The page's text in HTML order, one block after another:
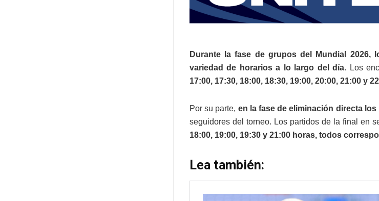
Durante la fase de grupos del Mundial 2026,
variedad de horarios a lo largo del día. Los
17:00, 17:30, 18:00, 18:30, 19:00, 20:00, 21:00 y
Por su parte, en la fase de eliminación directa
seguidores del torneo. Los partidos de la final en
18:00, 19:00, 19:30 y 21:00 horas, todos
Lea también: